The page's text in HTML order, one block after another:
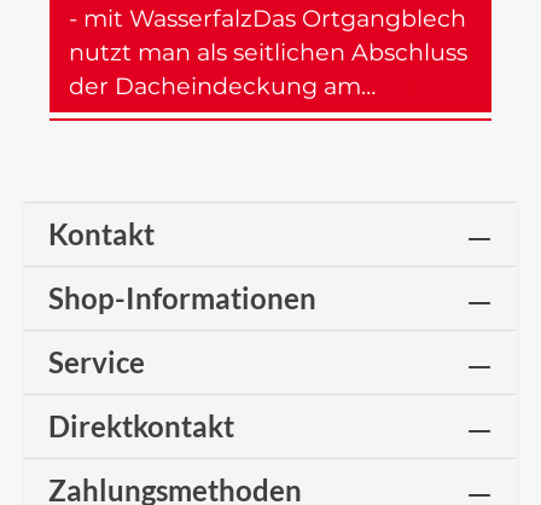
- mit WasserfalzDas Ortgangblech
nutzt man als seitlichen Abschluss
der Dacheindeckung am…
Kontakt
Shop-Informationen
Service
Direktkontakt
Zahlungsmethoden